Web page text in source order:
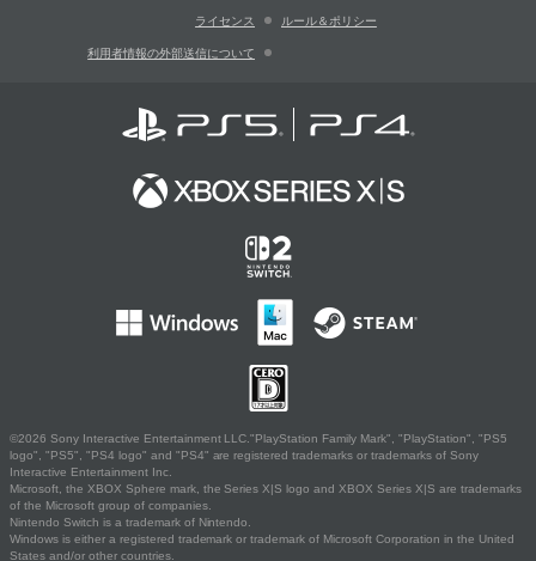
ライセンス ルール＆ポリシー
利用者情報の外部送信について
©2026 Sony Interactive Entertainment LLC."PlayStation Family Mark", "PlayStation", "PS5
logo", "PS5", "PS4 logo" and "PS4" are registered trademarks or trademarks of Sony
Interactive Entertainment Inc.
Microsoft, the XBOX Sphere mark, the Series X|S logo and XBOX Series X|S are trademarks
of the Microsoft group of companies.
Nintendo Switch is a trademark of Nintendo.
Windows is either a registered trademark or trademark of Microsoft Corporation in the United
States and/or other countries.